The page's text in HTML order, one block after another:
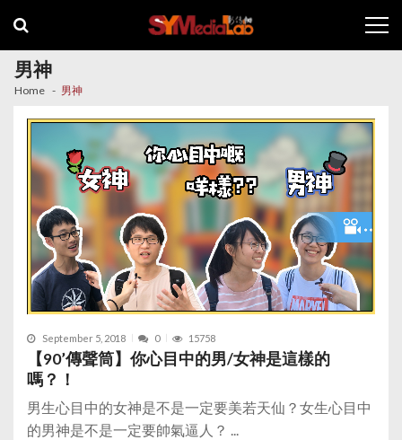
navigation
content
男神
Home 男神
September 5, 2018 0 15758
【90’傳聲筒】你心目中的男/女神是這樣的
嗎？！
男生心目中的女神是不是一定要美若天仙？女生心目中
的男神是不是一定要帥氣逼人？ ...